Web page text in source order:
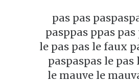
pas pas
pasppas ppas pas
le pas pas le faux
paspaspas le pas
le mauve le